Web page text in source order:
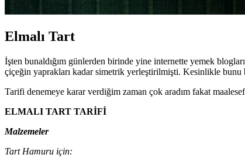
Elmalı Tart
İşten bunaldığım günlerden birinde yine internette yemek
çiçeğin yaprakları kadar simetrik yerleştirilmişti. Kesinlikle
Tarifi denemeye karar verdiğim zaman çok aradım fakat
ELMALI TART TARİFİ
Malzemeler
Tart Hamuru için: